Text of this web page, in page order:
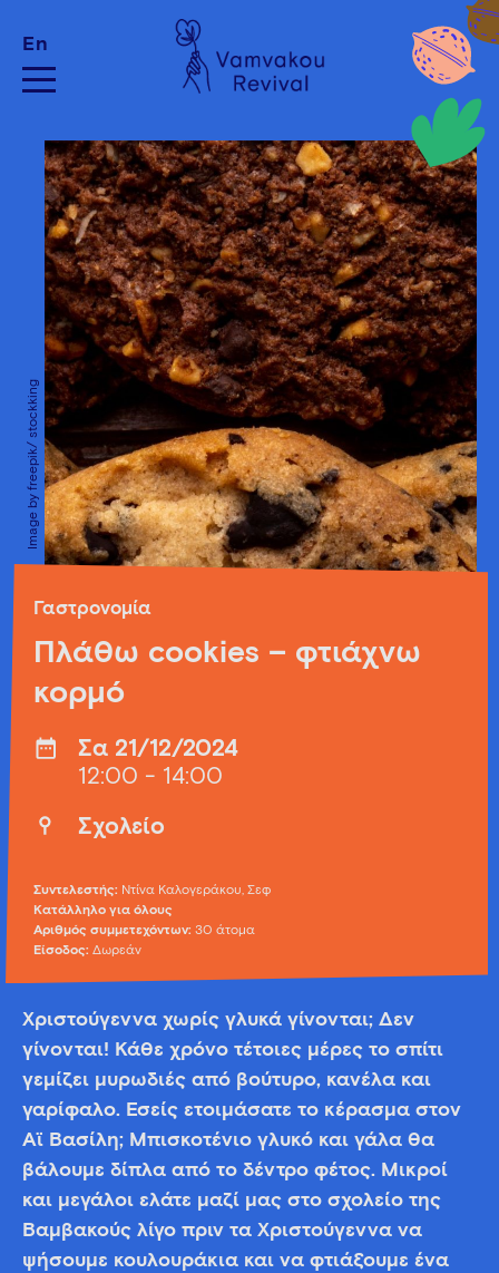
En
Image by freepik/ stockking
Γαστρονομία
Πλάθω cookies – φτιάχνω
κορμό
Σα 21/12/2024
12:00 - 14:00
Σχολείο
Συντελεστής: Ντίνα Καλογεράκου, Σεφ
Κατάλληλο για όλους
Αριθμός συμμετεχόντων: 30 άτομα
Είσοδος: Δωρεάν
Χριστούγεννα χωρίς γλυκά γίνονται; Δεν
γίνονται! Κάθε χρόνο τέτοιες μέρες το σπίτι
γεμίζει μυρωδιές από βούτυρο, κανέλα και
γαρίφαλο. Εσείς ετοιμάσατε το κέρασμα στον
Αϊ Βασίλη; Μπισκοτένιο γλυκό και γάλα θα
βάλουμε δίπλα από το δέντρο φέτος. Μικροί
και μεγάλοι ελάτε μαζί μας στο σχολείο της
Βαμβακούς λίγο πριν τα Χριστούγεννα να
ψήσουμε κουλουράκια και να φτιάξουμε ένα